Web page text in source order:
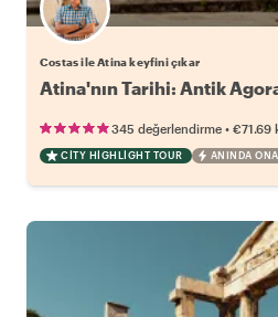
Costas ile Atina keyfini çıkar
Atina'nın Tarihi: Antik
345 değerlendirme • €71.69
CITY HIGHLIGHT TOUR ANINDA